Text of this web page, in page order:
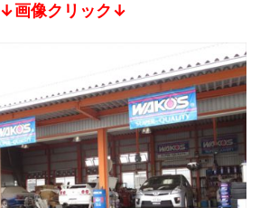
↓画像クリック↓